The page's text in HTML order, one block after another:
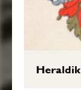
Heraldik